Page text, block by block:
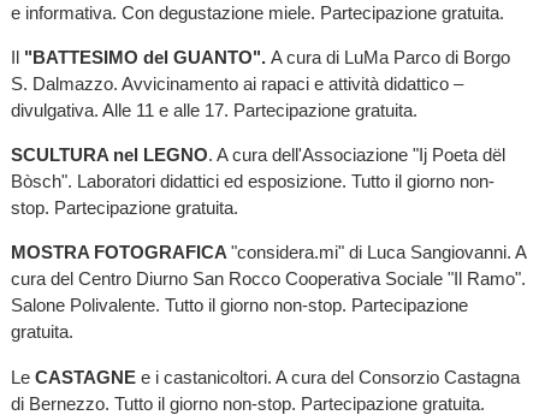
e informativa. Con degustazione miele. Partecipazione gratuita.
Il "BATTESIMO del GUANTO". A cura di LuMa Parco di Borgo
S. Dalmazzo. Avvicinamento ai rapaci e attività didattico –
divulgativa. Alle 11 e alle 17. Partecipazione gratuita.
SCULTURA nel LEGNO. A cura dell'Associazione "Ij Poeta dël
Bòsch". Laboratori didattici ed esposizione. Tutto il giorno non-
stop. Partecipazione gratuita.
MOSTRA FOTOGRAFICA "considera.mi" di Luca Sangiovanni. A
cura del Centro Diurno San Rocco Cooperativa Sociale "Il Ramo".
Salone Polivalente. Tutto il giorno non-stop. Partecipazione
gratuita.
Le CASTAGNE e i castanicoltori. A cura del Consorzio Castagna
di Bernezzo. Tutto il giorno non-stop. Partecipazione gratuita.